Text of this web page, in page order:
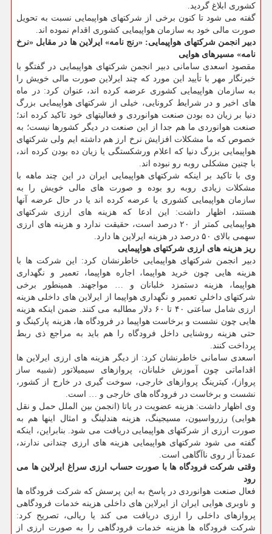
کشوری ابلاغ گردید.
گفته می شود تا کنون برخی از شرکتهای هواپیمایی نسبت به تحویل
صورت مالی خود به سازمان هواپیمایی کشوری اقدام نموده اند.
دبیر انجمن شرکتهای هواپیمایی: «رنج نامه» ایرلاین ها در مقابل «نرخ
نامه» مسیرهای هوایی
مقصود اسعدی سامانی دبیر انجمن شرکتهای هواپیمایی در گفتگو با
خبرنگار مهر با تأیید این مورد که چند ایرلاین صورت مالی خویش را
به سازمان هواپیمایی کشوری عرضه کرده اند، عنوان کرد: در ماه
های اخیر و در شرایط کرونایی، خیلی از شرکتهای هواپیمایی بزرگ
دنیا بر زیان ده بودن صنعت هوانوردی و فعالیتهای خود تاکید کرده اند؛
صنعت هوانوردی ما هم جدا از این صنعت در دیگر کشورها نیست؛ به
خصوص که ما مشکلات افزایش نرخ ارز هم داشته ایم ولی شرکتهای
هواپیمایی بزرگ دنیا که اعلام ورشکستگی یا زیان ده بودن کرده اند،
با چنین مشکلی روبه رو نبوده اند.
وی با تاکید بر اینکه شرکتهای هواپیمایی ایران در این چند ماهه با
مشکلات زیادی روبه رو بوده و صورت های مالی خویش را به
سازمان هواپیمایی کشوری یا عرضه کرده اند یا در حال عرضه آنها
هستند، اظهار داشت: این ادعا که هزینه های ارزی شرکتهای
هواپیمایی کمتر از ۲۰ درصد است، حقیقت ندارد و هزینه های ارزی
سهمی بالای ۵۰ درصد در هزینه ایرلاین ها دارد.
ریز هزینه های ارزی شرکتهای هواپیمایی
دبیر انجمن شرکتهای هواپیمایی خاطرنشان کرد: این شرکت ها با
هزینه هایی چون خرید هواپیما، اجاره هواپیما، تعمیر و نگهداری
هواپیما، هزینه دستمزد خلبانان و … مواجهند. همینطور برخی
شرکتهای داخلیِ تعمیر و نگهداری هواپیما از ایرلاین های داخلی هزینه
ارزی شامل ساعتی ۴۰ تا ۶۰ دلار مطالبه می کنند. ضمن اینکه هزینه
هایی چون نشست و برخاست هواپیما در فرودگاه ها، هزینه پارکینگ و
حتی هزینه روشنایی داخل فرودگاه را هم باید به مراجع ذی ربط
پرداخت کنند.
اسعدی سامانی خاطرنشان کرد: از دیگر هزینه های ارزی ایرلاین ها
اقداماتی چون آموزش خلبانان، پروازهای سیمیلاتور (شبیه ساز
پرواز)، کیترینگ پروازهای خارجی، سوخت گیری در خارج از کشور،
نشست و برخاست در فرودگاه های خارجی و … است.
وی اظهار داشت: هزینه عضویت در یاتا (انجمن بین الملل حمل و نقل
هوایی) رزرواسیون، مسیجینگ، هزینه هندلینگ و امثال اینها هم به
صورت ارزی از شرکتهای هواپیمایی دریافت می شود. بنابراین، اینکه
گفته می شود شرکتهای هواپیمایی هزینه های ارزی چندانی ندارند،
عمدتاً از روی ناآگاهی است.
وقتی شرکت فرودگاه ها با صورت حساب ارزی سراغ ایرلاین ها می
رود
فعال صنعت هوانوردی در پاسخ به این پرسش که شرکت فرودگاه ها
و ناوبری هوایی ایران از ایرلاین های داخلی هزینه خدمات فرودگاهی
پروازهای داخلی را ارزی دریافت می کند یا ریالی، تصریح کرد:
شرکت فرودگاه ها هزینه خدمات فرودگاهی را به صورت ارزی از